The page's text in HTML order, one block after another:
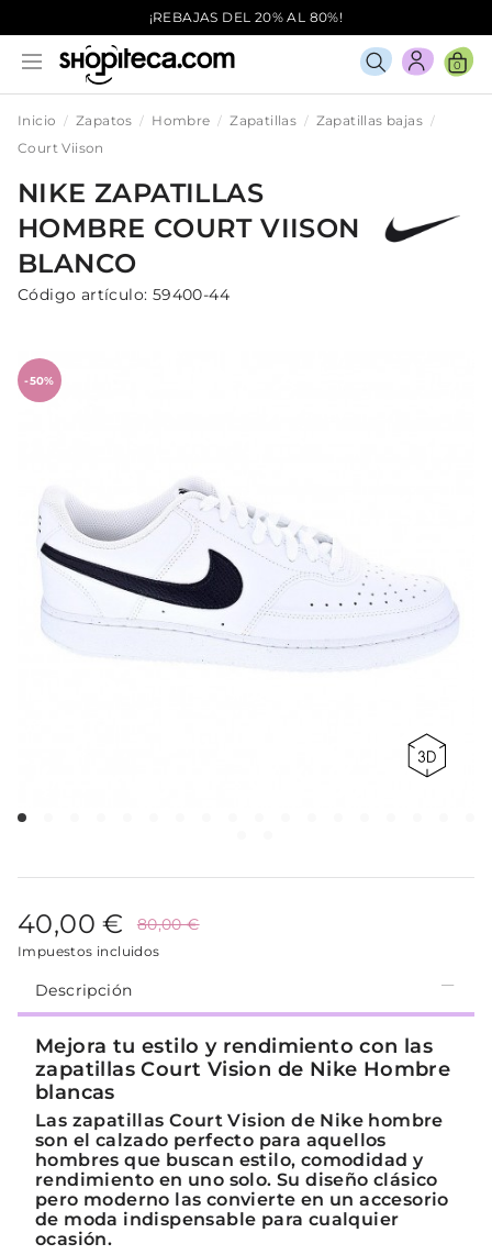
¡REBAJAS DEL 20% AL 80%!
0
Inicio Zapatos Hombre Zapatillas
Zapatillas bajas
Court Viison
NIKE ZAPATILLAS
HOMBRE COURT VIISON
BLANCO
Código artículo: 59400-44
-50%
40,00 € 80,00 €
Impuestos incluidos
Descripción
Mejora tu estilo y rendimiento con las
zapatillas Court Vision de Nike Hombre
blancas
Las zapatillas Court Vision de Nike hombre
son el calzado perfecto para aquellos
hombres que buscan estilo, comodidad y
rendimiento en uno solo. Su diseño clásico
pero moderno las convierte en un accesorio
de moda indispensable para cualquier
ocasión.